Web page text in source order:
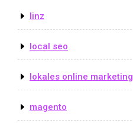
linz
local seo
lokales online marketing
magento